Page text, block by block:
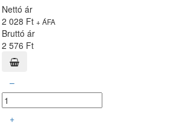
Nettó ár
2 028 Ft + ÁFA
Bruttó ár
2 576 Ft
–
+